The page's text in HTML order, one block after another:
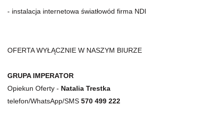
- instalacja internetowa światłowód firma NDI
OFERTA WYŁĄCZNIE W NASZYM BIURZE
GRUPA IMPERATOR
Opiekun Oferty - Natalia Trestka
telefon/WhatsApp/SMS 570 499 222